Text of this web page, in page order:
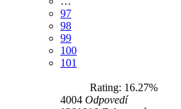
97
98
99
100
101
Rating: 16.27%
4004 Odpovedí